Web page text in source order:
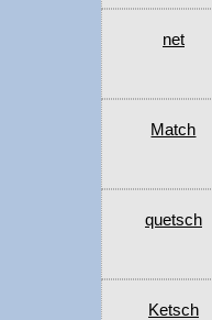
net
Match
quetsch
Ketsch